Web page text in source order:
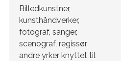
Billedkunstner,
kunsthåndverker,
fotograf, sanger,
scenograf, regissør,
andre yrker knyttet til